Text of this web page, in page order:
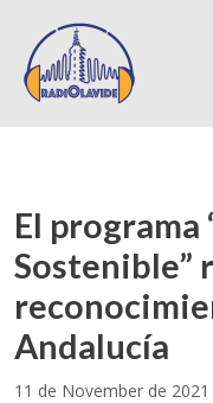
El programa
Sostenible”
Andalucía
11 de November de 2021